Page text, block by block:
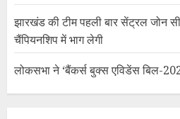
झारखंड की टीम पहली बार सेंट्रल जोन
चैंपियनशिप में भाग लेगी
लोकसभा ने ‘बैंकर्स बुक्स एविडेंस बिल-